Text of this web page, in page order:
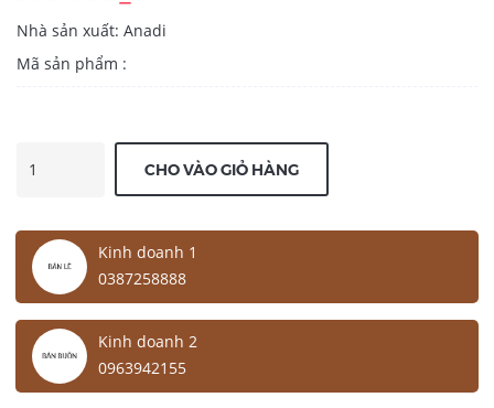
Nhà sản xuất: Anadi
Mã sản phẩm :
CHO VÀO GIỎ HÀNG
Kinh doanh 1
0387258888
Kinh doanh 2
0963942155